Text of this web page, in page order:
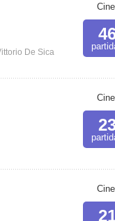
De Sica
Cine
Cine
Cine